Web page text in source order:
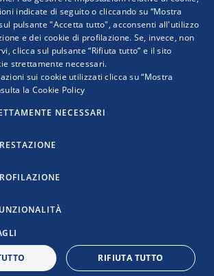
Viale dell'Astronomia, 30
00144 Roma
(+39) 06 59031
00144 Roma
Cookie Policy
ENGLISH
indicate di seguito o cliccando su “Mostra
pulsante "Accetta tutto", acconsenti all'utilizzo
e dei cookie di profilazione. Se, invece, non
clicca sul pulsante “Rifiuta tutto” e il sito
strettamente necessari.
sui cookie utilizzati clicca su “Mostra
la Cookie Policy
NECESSARI
RIFIUTA TUTTO